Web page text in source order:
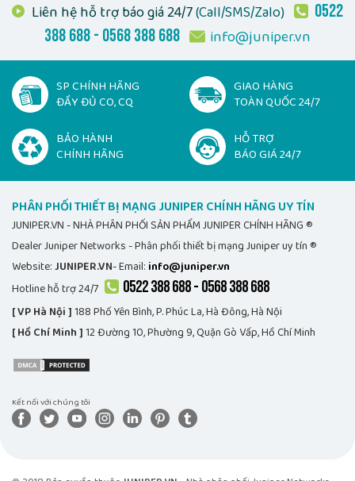
Liên hệ hỗ trợ báo giá 24/7(Call/SMS/Zalo)
0522
388 688 - 0568 388 688
info@juniper.vn
SP CHÍNH HÃNG
ĐẦY ĐỦ CO, CQ
GIAO HÀNG
TOÀN QUỐC 24/7
BẢO HÀNH
CHÍNH HÃNG
HỖ TRỢ
BÁO GIÁ 24/7
PHÂN PHỐI THIẾT BỊ MẠNG JUNIPER CHÍNH HÃNG UY TÍN
JUNIPER.VN - NHÀ PHÂN PHỐI SẢN PHẨM JUNIPER CHÍNH HÃNG ®
Dealer Juniper Networks - Phân phối thiết bị mạng Juniper uy tín ®
Website:JUNIPER.VN- Email: info@juniper.vn
Hotline hỗ trợ 24/7
0522 388 688 - 0568 388 688
[ VP Hà Nội ]188 Phố Yên Bình, P. Phúc La, Hà Đông, Hà Nội
[ Hồ Chí Minh ]12 Đường 10, Phường 9, Quận Gò Vấp, Hồ Chí Minh
Kết nối với chúng tôi